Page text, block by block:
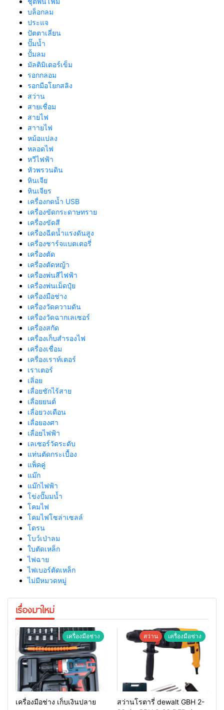
บล็อกลม
ประแจ
ปัตตาเลี่ยน
ปั๊มน้ำ
ปั้มลม
มัลติมิเตอร์เข็ม
รอกกลอม
รอกมือโยกสลิง
สว่าน
สายเชื่อม
สายไฟ
สาายไฟ
หม้อแปลง
หลอดไฟ
หวีไฟฟ้า
หัวพรวนดิน
หินเจีย
หินเจียร
เครื่องกดน้ำ USB
เครื่องขัดกระดาษทราย
เครื่องขัดสี
เครื่องฉีดน้ำแรงดันสูง
เครื่องชาร์จแบตเตอรี่
เครื่องตัด
เครื่องตัดหญ้า
เครื่องพ่นสีไฟฟ้า
เครื่องพ่นเม็ดปุ๋ย
เครื่องมือช่าง
เครื่องวัดความดัน
เครื่องวัดฉากเลเซอร์
เครื่องสกัด
เครื่องเก็บสํารองไฟ
เครื่องเชื่อม
เครื่องเราท์เตอร์
เราเตอร์
เลิ่อย
เลื่อยชักไร้สาย
เลื่อยยนต์
เลื่อยวงเดือน
เลื่อยองศา
เลื่อยไฟฟ้า
เลเซอร์วัดระดับ
แท่นตัดกระเบื้อง
แพ็คคู่
แม๊ก
แม๊กไฟฟ้า
โข่งปั๊มมน้ำ
โคมไฟ
โคมไฟโซล่าเซลล์
โดรน
โบว์เป่าลม
ใบตัดเหล็ก
ไฟฉาย
ไฟเบอร์ตัดเหล็ก
ไม่มีหมวดหมู่
เรื่องมาใหม่
เครื่องมือช่าง
เครื่องมือช่าง เก็บเงินปลาย
สว่าน เครื่องมือช่าง
สว่านโรตารี่ dewalt GBH 2-